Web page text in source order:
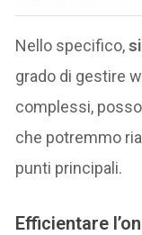
Nello specifico,
grado di gestire
complessi,
che potremmo
punti principali.
Efficientare